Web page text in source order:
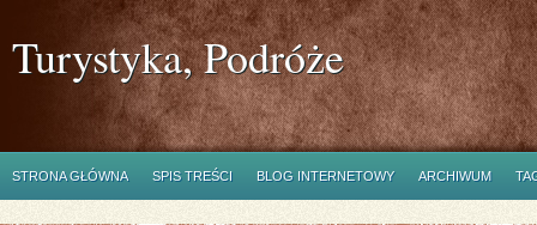
Turystyka, Podróże
STRONA GŁÓWNA SPIS TREŚCI BLOG INTERNETOWY ARCHIWUM